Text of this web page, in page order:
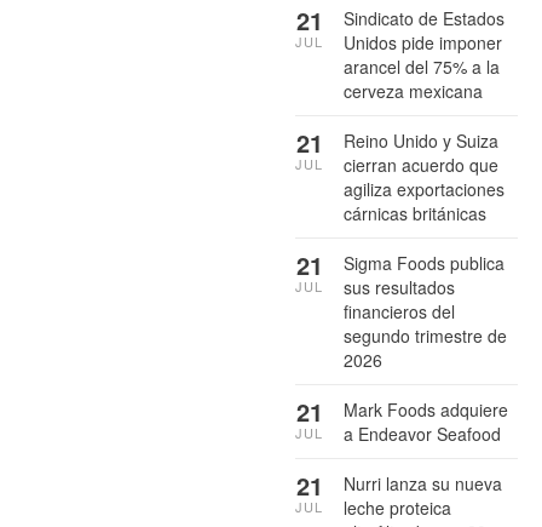
Sindicato de Estados
Unidos pide imponer
arancel del 75% a la
cerveza mexicana
21
JUL
Reino Unido y Suiza
cierran acuerdo que
agiliza exportaciones
cárnicas británicas
21
JUL
Sigma Foods publica
sus resultados
financieros del
segundo trimestre de
2026
21
JUL
Mark Foods adquiere
a Endeavor Seafood
21
JUL
Nurri lanza su nueva
leche proteica
21
JUL